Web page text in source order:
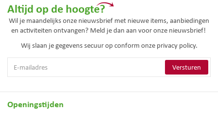
Altijd op de hoogte?
Wil je maandelijks onze nieuwsbrief met nieuwe items, aanbiedingen
en activiteiten ontvangen? Meld je dan aan voor onze nieuwsbrief!
Wij slaan je gegevens secuur op conform onze privacy policy.
Openingstijden